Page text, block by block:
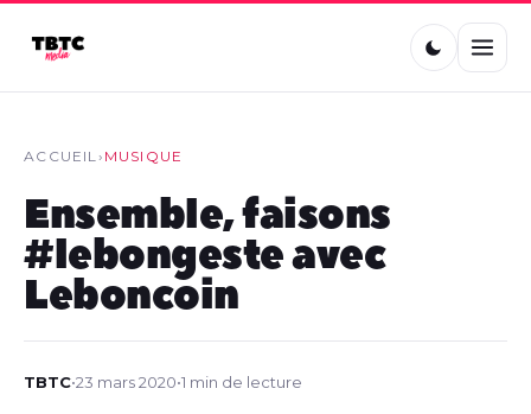
ACCUEIL› MUSIQUE
Ensemble, faisons
#lebongeste avec
Leboncoin
TBTC•23 mars 2020•1 min de lecture